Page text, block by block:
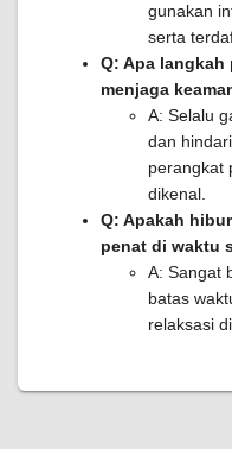
gunakan
serta
Q: Apa
menjaga
A: Selalu
dan
perangkat
dikenal.
Q: Apakah
penat di waktu
A: Sangat
batas
relaksasi